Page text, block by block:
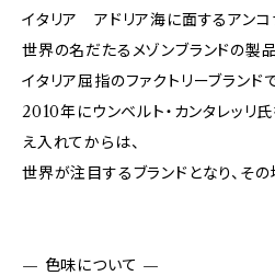
イタリア アドリア海に面するアンコ
世界の名だたるメゾンブランドの製
イタリア屈指のファクトリーブランドで
2010年にウンベルト・カンタレッリ
え入れてからは、
世界が注目するブランドとなり、その
— 色味について —